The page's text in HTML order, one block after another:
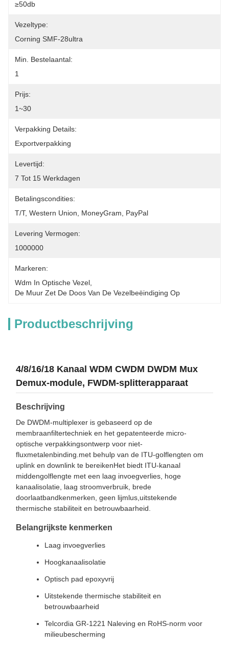
≥50db
Vezeltype:
Corning SMF-28ultra
Min. Bestelaantal:
1
Prijs:
1~30
Verpakking Details:
Exportverpakking
Levertijd:
7 Tot 15 Werkdagen
Betalingscondities:
T/T, Western Union, MoneyGram, PayPal
Levering Vermogen:
1000000
Markeren:
Wdm In Optische Vezel
De Muur Zet De Doos Van De Vezelbeëindiging Op
Productbeschrijving
4/8/16/18 Kanaal WDM CWDM DWDM Mux
Demux-module, FWDM-splitterapparaat
Beschrijving
De DWDM-multiplexer is gebaseerd op de
membraanfiltertechniek en het gepatenteerde micro-
optische verpakkingsontwerp voor niet-
fluxmetalenbinding.met behulp van de ITU-golflengten om
uplink en downlink te bereikenHet biedt ITU-kanaal
middengolflengte met een laag invoegverlies, hoge
kanaalisolatie, laag stroomverbruik, brede
doorlaatbandkenmerken, geen lijmlus,uitstekende
thermische stabiliteit en betrouwbaarheid.
Belangrijkste kenmerken
Laag invoegverlies
Hoogkanaalisolatie
Optisch pad epoxyvrij
Uitstekende thermische stabiliteit en
betrouwbaarheid
Telcordia GR-1221 Naleving en RoHS-norm voor
milieubescherming